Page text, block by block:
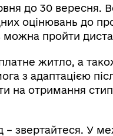
до 30 вересня.
оцінювань до
можна пройти
житло, а
з адаптацією
на отримання
– звертайтеся. У